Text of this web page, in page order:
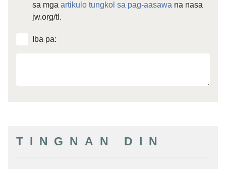
sa mga artikulo tungkol sa pag-aasawa na nasa
jw.org/tl.
Iba pa:
TINGNAN DIN